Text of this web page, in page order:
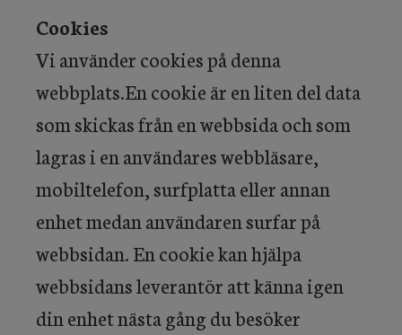
Cookies
Vi använder cookies på denna
webbplats.En cookie är en liten del data
som skickas från en webbsida och som
lagras i en användares webbläsare,
mobiltelefon, surfplatta eller annan
enhet medan användaren surfar på
webbsidan. En cookie kan hjälpa
webbsidans leverantör att känna igen
din enhet nästa gång du besöker